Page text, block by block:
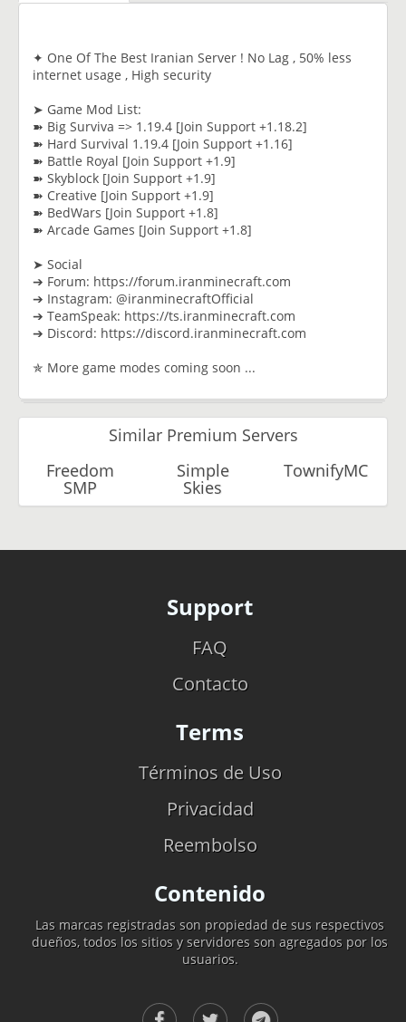
✦ One Of The Best Iranian Server ! No Lag , 50% less
internet usage , High security
➤ Game Mod List:
➽ Big Surviva => 1.19.4 [Join Support +1.18.2]
➽ Hard Survival 1.19.4 [Join Support +1.16]
➽ Battle Royal [Join Support +1.9]
➽ Skyblock [Join Support +1.9]
➽ Creative [Join Support +1.9]
➽ BedWars [Join Support +1.8]
➽ Arcade Games [Join Support +1.8]
➤ Social
➔ Forum: https://forum.iranminecraft.com
➔ Instagram: @iranminecraftOfficial
➔ TeamSpeak: https://ts.iranminecraft.com
➔ Discord: https://discord.iranminecraft.com
✯ More game modes coming soon ...
Similar Premium Servers
Freedom
SMP
Simple
Skies
TownifyMC
Support
FAQ
Contacto
Terms
Términos de Uso
Privacidad
Reembolso
Contenido
Las marcas registradas son propiedad de sus respectivos
dueños, todos los sitios y servidores son agregados por los
usuarios.